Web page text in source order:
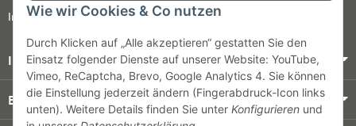
Wie wir Cookies & Co nutzen
Durch Klicken auf „Alle akzeptieren“ gestatten Sie den
Einsatz folgender Dienste auf unserer Website: YouTube,
Vimeo, ReCaptcha, Brevo, Google Analytics 4. Sie können
die Einstellung jederzeit ändern (Fingerabdruck-Icon links
unten). Weitere Details finden Sie unter Konfigurieren und
Impressum
Informationen
Bezahlung & Versand